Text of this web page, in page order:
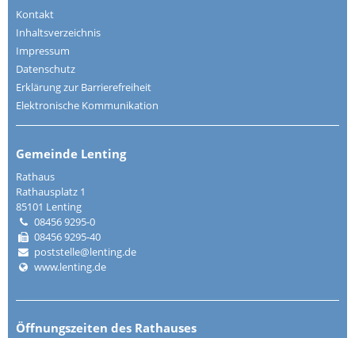
Kontakt
Inhaltsverzeichnis
Impressum
Datenschutz
Erklärung zur Barrierefreiheit
Elektronische Kommunikation
Gemeinde Lenting
Rathaus
Rathausplatz 1
85101 Lenting
08456 9295-0
08456 9295-40
poststelle@lenting.de
www.lenting.de
Öffnungszeiten des Rathauses